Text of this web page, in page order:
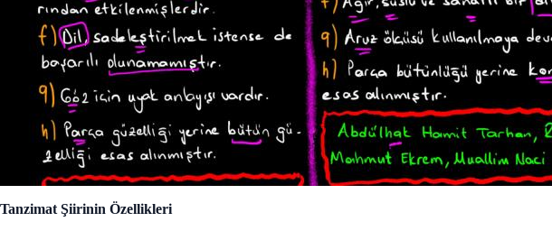
Tanzimat Şiirinin Özellikleri